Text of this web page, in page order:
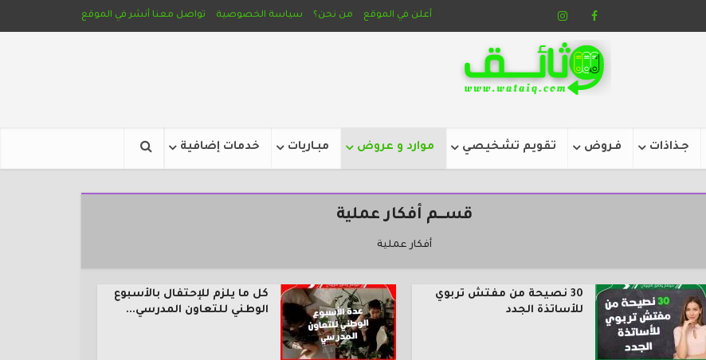
أعلن في الموقع من نحن؟ سياسة الخصوصية تواصل معنا أنشر في الموقع
جـذاذات فـروض تقويم تشخيصي موارد و عروض مبـاريات خدمات إضافية
قســــم أفكار عملية
أفكار عملية
30 نصيحة من مفتش تربوي
للأساتذة الجدد
كل ما يلزم للإحتفال بالأسبوع
الوطني للتعاون المدرسي...